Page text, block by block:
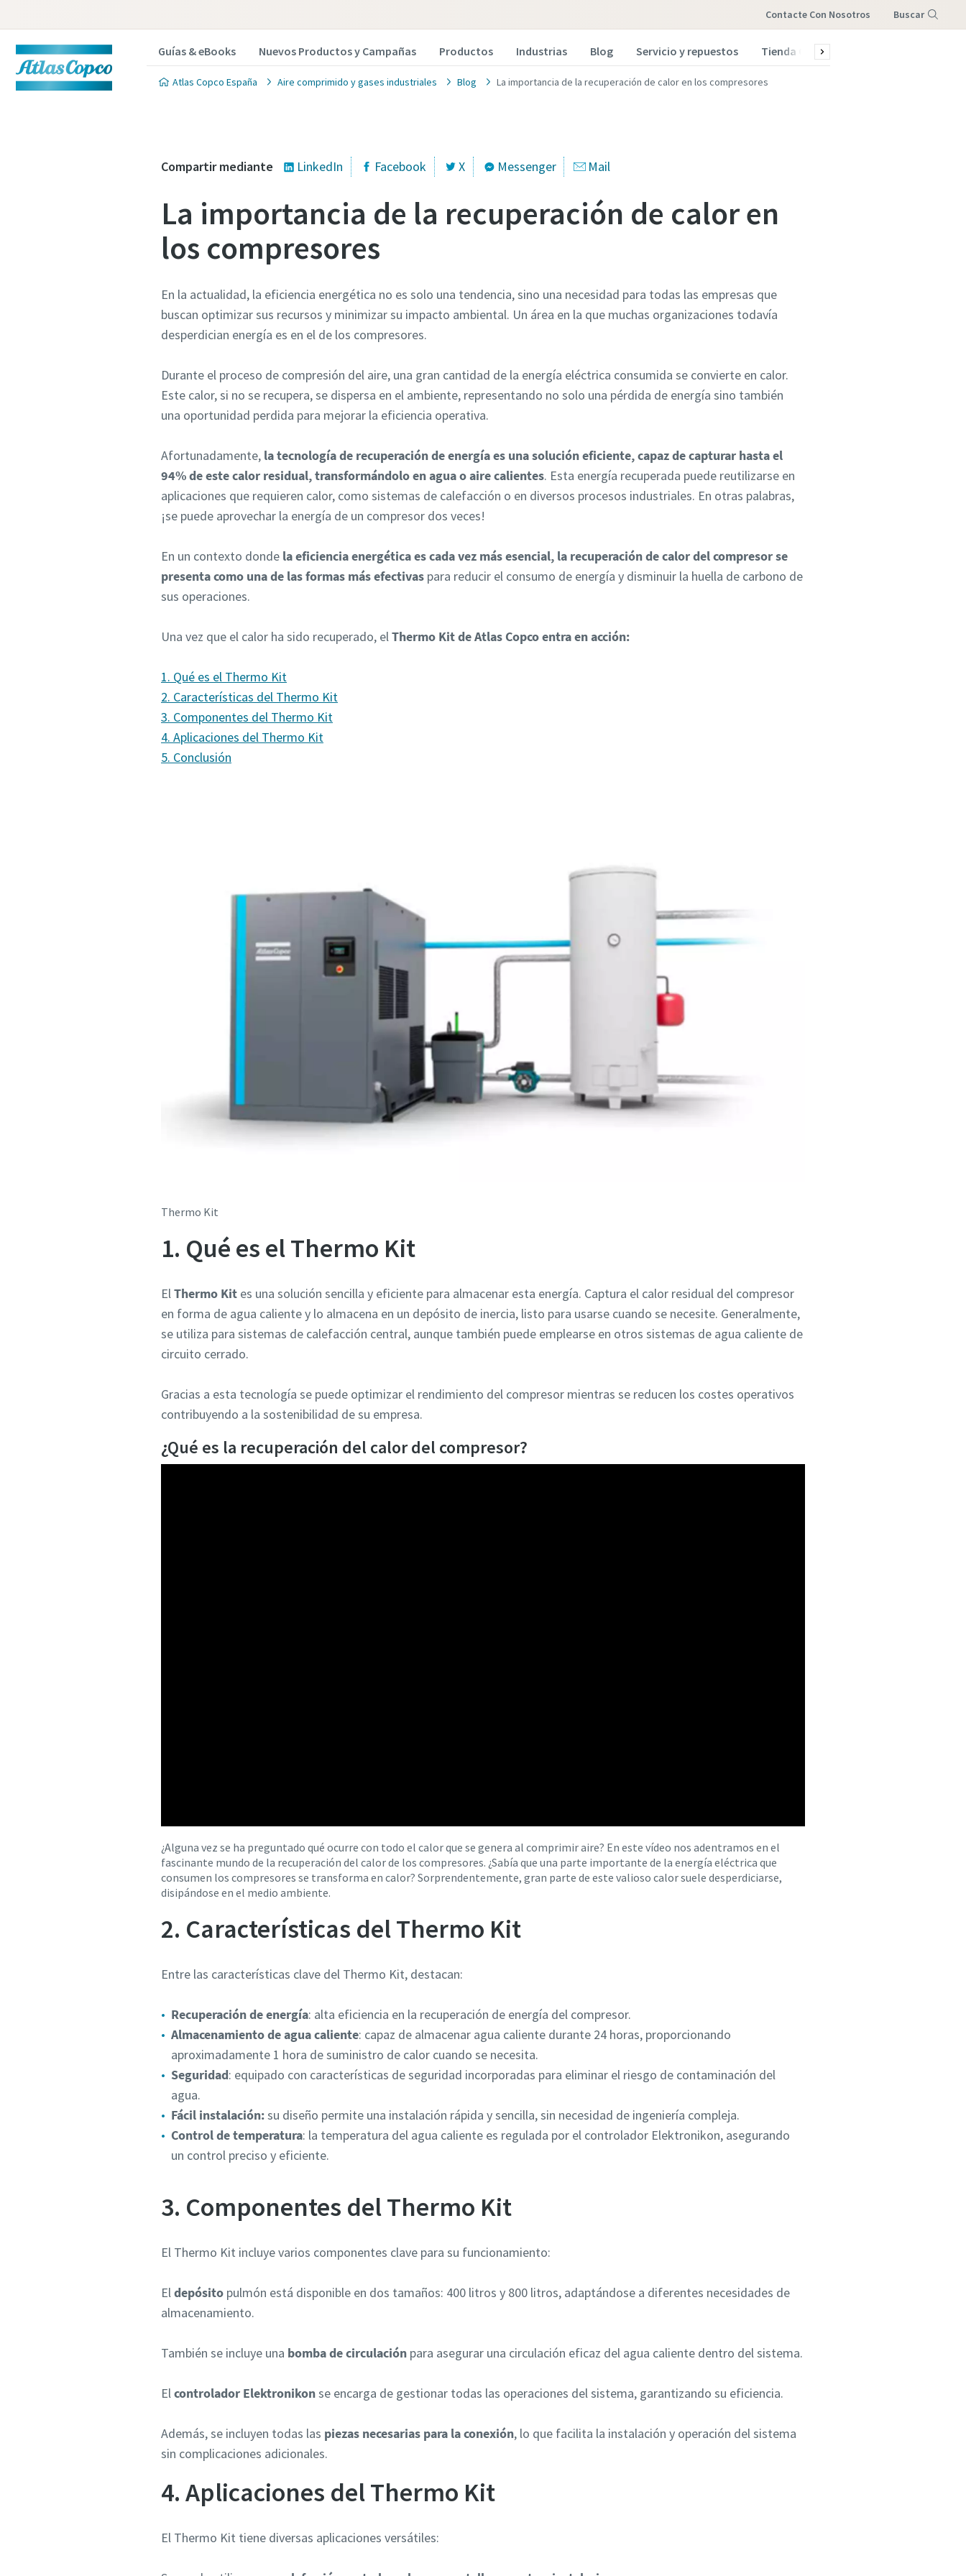
Contacte Con Nosotros Buscar
Guías & eBooks Nuevos Productos y Campañas Productos Industrias Blog Servicio y repuestos Tienda Online
Atlas Copco España Aire comprimido y gases industriales Blog La importancia de la recuperación de calor en los compresores
Compartir mediante LinkedIn Facebook X Messenger Mail
La importancia de la recuperación de calor en
los compresores
En la actualidad, la eficiencia energética no es solo una tendencia, sino una necesidad para todas las empresas que
buscan optimizar sus recursos y minimizar su impacto ambiental. Un área en la que muchas organizaciones todavía
desperdician energía es en el de los compresores.
Durante el proceso de compresión del aire, una gran cantidad de la energía eléctrica consumida se convierte en calor.
Este calor, si no se recupera, se dispersa en el ambiente, representando no solo una pérdida de energía sino también
una oportunidad perdida para mejorar la eficiencia operativa.
Afortunadamente, la tecnología de recuperación de energía es una solución eficiente, capaz de capturar hasta el
94% de este calor residual, transformándolo en agua o aire calientes. Esta energía recuperada puede reutilizarse en
aplicaciones que requieren calor, como sistemas de calefacción o en diversos procesos industriales. En otras palabras,
¡se puede aprovechar la energía de un compresor dos veces!
En un contexto donde la eficiencia energética es cada vez más esencial, la recuperación de calor del compresor se
presenta como una de las formas más efectivas para reducir el consumo de energía y disminuir la huella de carbono de
sus operaciones.
Una vez que el calor ha sido recuperado, elThermo Kit de Atlas Copco entra en acción:
1. Qué es el Thermo Kit
2. Características del Thermo Kit
3. Componentes del Thermo Kit
4. Aplicaciones del Thermo Kit
5. Conclusión
Thermo Kit
1. Qué es el Thermo Kit
ElThermo Kit es una solución sencilla y eficiente para almacenar esta energía. Captura el calor residual del compresor
en forma de agua caliente y lo almacena en un depósito de inercia, listo para usarse cuando se necesite. Generalmente,
se utiliza para sistemas de calefacción central, aunque también puede emplearse en otros sistemas de agua caliente de
circuito cerrado.
Gracias a esta tecnología se puede optimizar el rendimiento del compresor mientras se reducen los costes operativos
contribuyendo a la sostenibilidad de su empresa.
¿Qué es la recuperación del calor del compresor?
¿Alguna vez se ha preguntado qué ocurre con todo el calor que se genera al comprimir aire? En este vídeo nos adentramos en el
fascinante mundo de la recuperación del calor de los compresores. ¿Sabía que una parte importante de la energía eléctrica que
consumen los compresores se transforma en calor? Sorprendentemente, gran parte de este valioso calor suele desperdiciarse,
disipándose en el medio ambiente.
2. Características del Thermo Kit
Entre las características clave del Thermo Kit, destacan:
Recuperación de energía: alta eficiencia en la recuperación de energía del compresor.
Almacenamiento de agua caliente: capaz de almacenar agua caliente durante 24 horas, proporcionando
aproximadamente 1 hora de suministro de calor cuando se necesita.
Seguridad: equipado con características de seguridad incorporadas para eliminar el riesgo de contaminación del
agua.
Fácil instalación:su diseño permite una instalación rápida y sencilla, sin necesidad de ingeniería compleja.
Control de temperatura: la temperatura del agua caliente es regulada por el controlador Elektronikon, asegurando
un control preciso y eficiente.
3. Componentes del Thermo Kit
El Thermo Kit incluye varios componentes clave para su funcionamiento:
Eldepósito pulmón está disponible en dos tamaños: 400 litros y 800 litros, adaptándose a diferentes necesidades de
almacenamiento.
También se incluye una bomba de circulación para asegurar una circulación eficaz del agua caliente dentro del sistema.
Elcontrolador Elektronikonse encarga de gestionar todas las operaciones del sistema, garantizando su eficiencia.
Además, se incluyen todas las piezas necesarias para la conexión, lo que facilita la instalación y operación del sistema
sin complicaciones adicionales.
4. Aplicaciones del Thermo Kit
El Thermo Kit tiene diversas aplicaciones versátiles: